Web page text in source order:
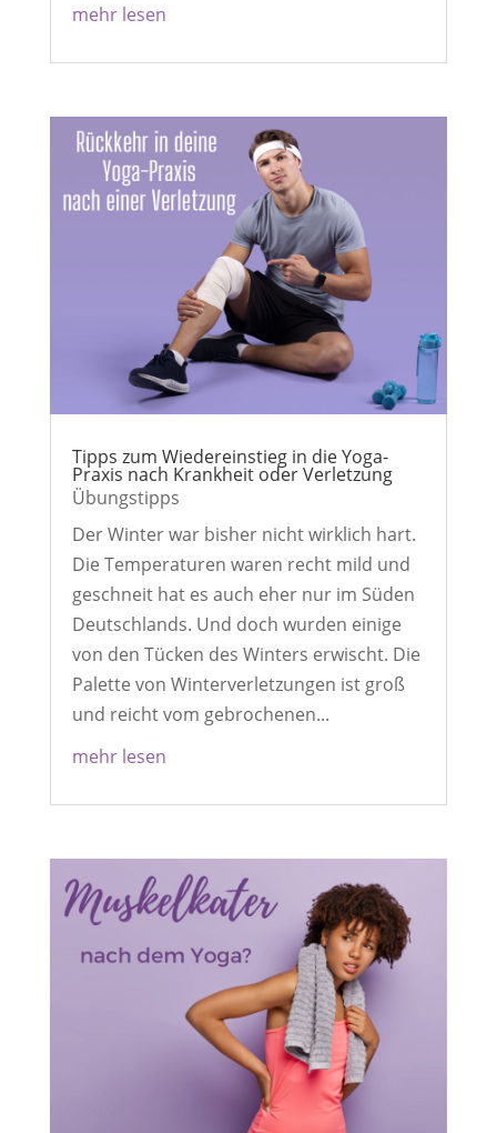
mehr lesen
Tipps zum Wiedereinstieg in die Yoga-
Praxis nach Krankheit oder Verletzung
Übungstipps
Der Winter war bisher nicht wirklich hart.
Die Temperaturen waren recht mild und
geschneit hat es auch eher nur im Süden
Deutschlands. Und doch wurden einige
von den Tücken des Winters erwischt. Die
Palette von Winterverletzungen ist groß
und reicht vom gebrochenen...
mehr lesen